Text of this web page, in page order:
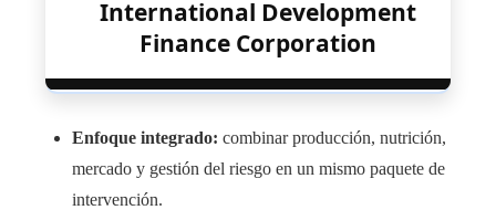
International Development
Finance Corporation
Enfoque integrado: combinar producción, nutrición,
mercado y gestión del riesgo en un mismo paquete de
intervención.